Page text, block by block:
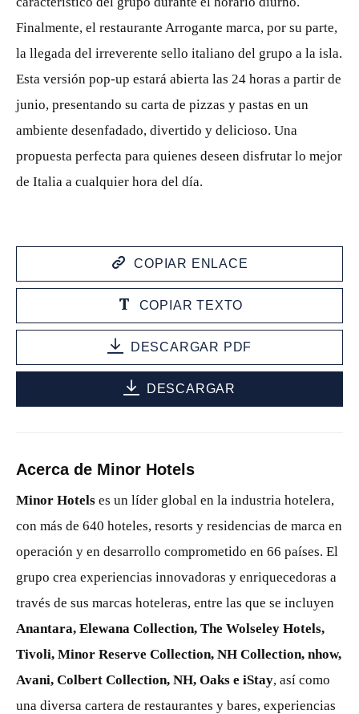
Finalmente, el restaurante Arrogante marca, por su parte,
la llegada del irreverente sello italiano del grupo a la isla.
Esta versión pop-up estará abierta las 24 horas a partir de
junio, presentando su carta de pizzas y pastas en un
ambiente desenfadado, divertido y delicioso. Una
propuesta perfecta para quienes deseen disfrutar lo mejor
de Italia a cualquier hora del día.
COPIAR ENLACE
COPIAR TEXTO
DESCARGAR PDF
DESCARGAR
Acerca de Minor Hotels
Minor Hotels es un líder global en la industria hotelera,
con más de 640 hoteles, resorts y residencias de marca en
operación y en desarrollo comprometido en 66 países. El
grupo crea experiencias innovadoras y enriquecedoras a
través de sus marcas hoteleras, entre las que se incluyen
Anantara, Elewana Collection, The Wolseley Hotels,
Tivoli, Minor Reserve Collection, NH Collection, nhow,
Avani, Colbert Collection, NH, Oaks e iStay, así como
una diversa cartera de restaurantes y bares, experiencias